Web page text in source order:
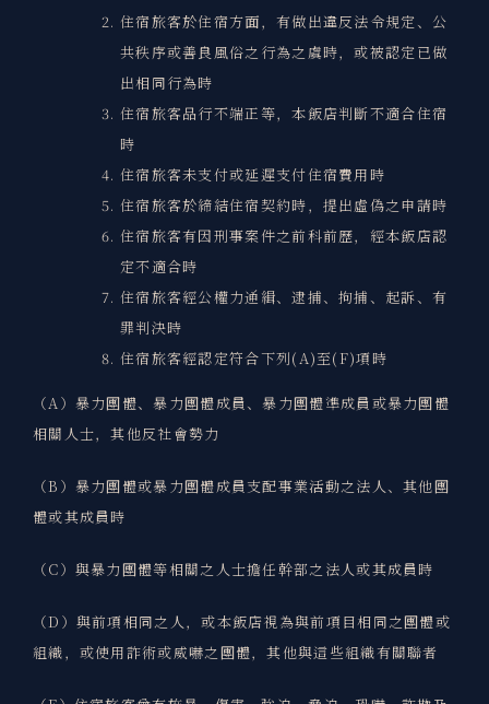
住宿旅客於住宿方面，有做出違反法令規定、公
共秩序或善良風俗之行為之虞時，或被認定已做
出相同行為時
住宿旅客品行不端正等，本飯店判斷不適合住宿
時
住宿旅客未支付或延遲支付住宿費用時
住宿旅客於締結住宿契約時，提出虛偽之申請時
住宿旅客有因刑事案件之前科前歷，經本飯店認
定不適合時
住宿旅客經公權力通緝、逮捕、拘捕、起訴、有
罪判決時
住宿旅客經認定符合下列(A)至(F)項時
（A）暴力團體、暴力團體成員、暴力團體準成員或暴力團體
相關人士，其他反社會勢力
（B）暴力團體或暴力團體成員支配事業活動之法人、其他團
體或其成員時
（C）與暴力團體等相關之人士擔任幹部之法人或其成員時
（D）與前項相同之人，或本飯店視為與前項目相同之團體或
組織，或使用詐術或威嚇之團體，其他與這些組織有關聯者